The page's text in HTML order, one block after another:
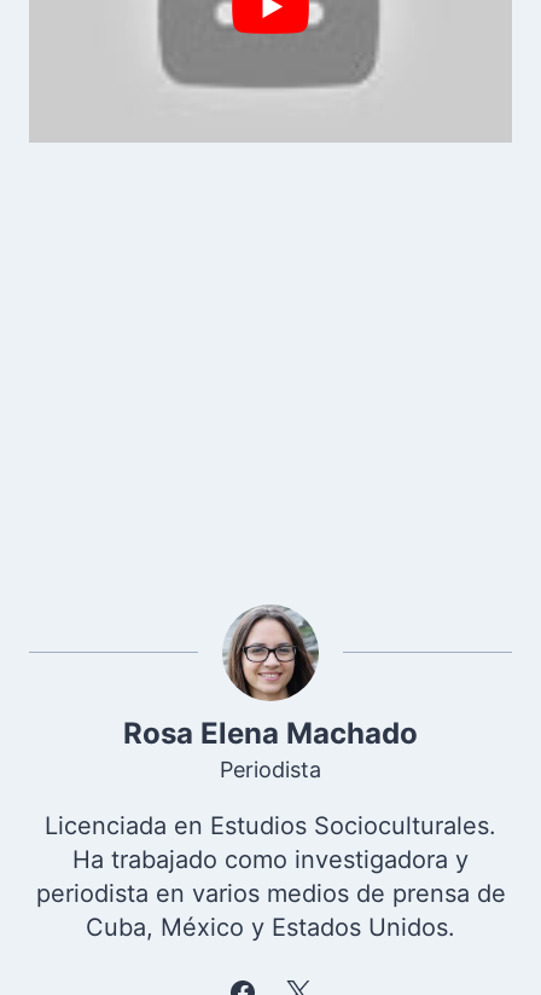
Rosa Elena Machado
Periodista
Licenciada en Estudios Socioculturales.
Ha trabajado como investigadora y
periodista en varios medios de prensa de
Cuba, México y Estados Unidos.